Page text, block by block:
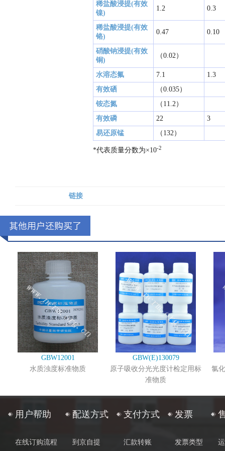
稀盐酸浸提(有效
镍)
1.2 0.3
稀盐酸浸提(有效
铬)
0.47 0.10
硝酸钠浸提(有效
铜)
（0.02）
水溶态氟 7.1
1.3
有效硒
（0.035）
铵态氮
（11.2）
有效磷
22
3
易还原锰
（132）
*代表质量分数为×10-2
链接
GBW12001
水质浊度标准物质
GBW(E)130079
原子吸收分光光度计检定用标
准物质
氯
用户帮助
在线订购流程
配送方式
到京自提
支付方式
汇款转账
发票
发票类型